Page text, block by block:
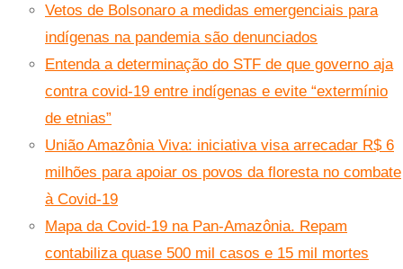
Vetos de Bolsonaro a medidas emergenciais para
indígenas na pandemia são denunciados
Entenda a determinação do STF de que governo aja
contra covid-19 entre indígenas e evite “extermínio
de etnias”
União Amazônia Viva: iniciativa visa arrecadar R$ 6
milhões para apoiar os povos da floresta no combate
à Covid-19
Mapa da Covid-19 na Pan-Amazônia. Repam
contabiliza quase 500 mil casos e 15 mil mortes